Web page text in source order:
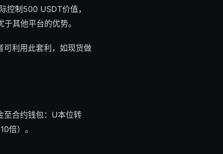
控制500 USDT价值，
其他平台的优势。
可利用此套利，如现货做
至合约钱包：U本位转
倍）。